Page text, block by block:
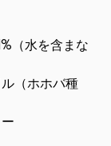
（水を含まな
（ホホバ種